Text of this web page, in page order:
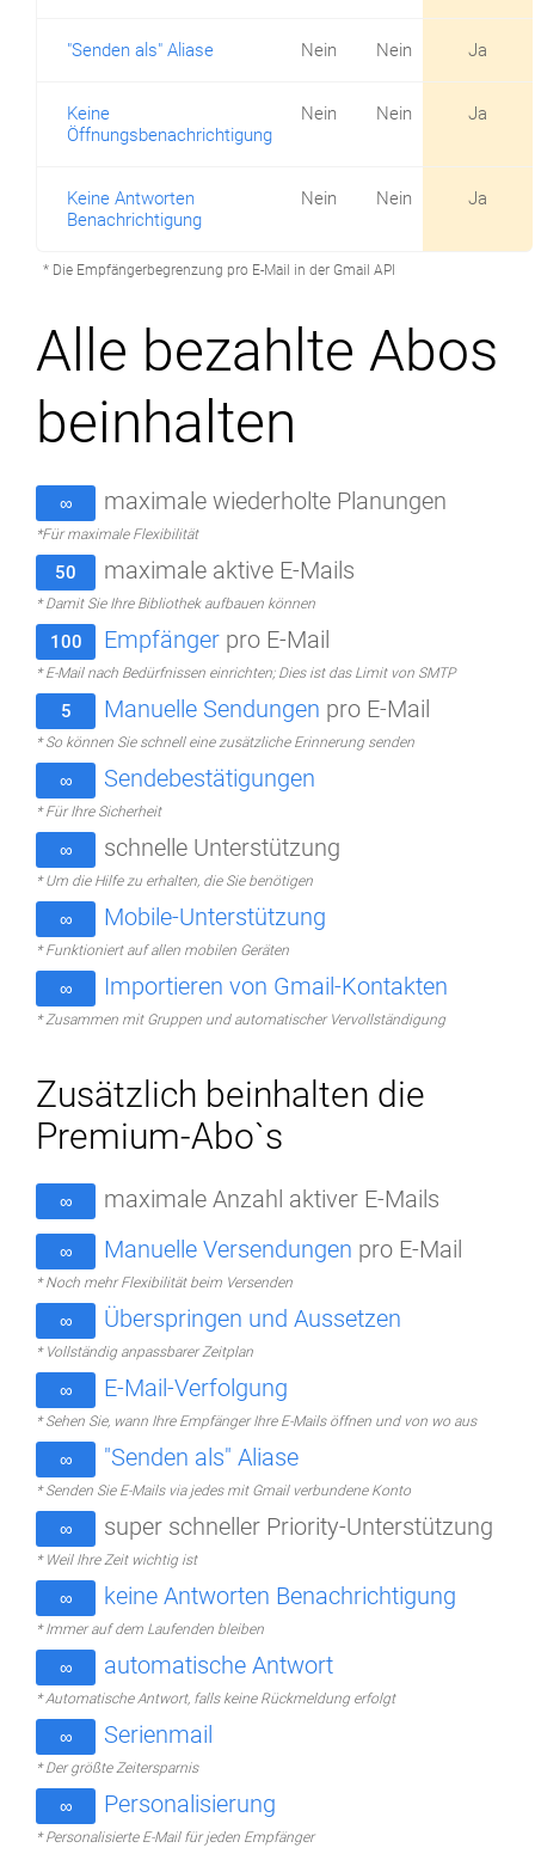
"Senden als" Aliase Nein Nein Ja
Keine
Öffnungsbenachrichtigung
Nein Nein Ja
Keine Antworten
Benachrichtigung
Nein Nein Ja
* Die Empfängerbegrenzung pro E-Mail in der Gmail API
Alle bezahlte Abos
beinhalten
∞ maximale wiederholte Planungen
*Für maximale Flexibilität
50 maximale aktive E-Mails
* Damit Sie Ihre Bibliothek aufbauen können
100 Empfänger pro E-Mail
* E-Mail nach Bedürfnissen einrichten; Dies ist das Limit von SMTP
5 Manuelle Sendungen pro E-Mail
* So können Sie schnell eine zusätzliche Erinnerung senden
∞ Sendebestätigungen
* Für Ihre Sicherheit
∞ schnelle Unterstützung
* Um die Hilfe zu erhalten, die Sie benötigen
∞ Mobile-Unterstützung
* Funktioniert auf allen mobilen Geräten
∞ Importieren von Gmail-Kontakten
* Zusammen mit Gruppen und automatischer Vervollständigung
Zusätzlich beinhalten die
Premium-Abo`s
∞ maximale Anzahl aktiver E-Mails
∞ Manuelle Versendungen pro E-Mail
* Noch mehr Flexibilität beim Versenden
∞ Überspringen und Aussetzen
* Vollständig anpassbarer Zeitplan
∞ E-Mail-Verfolgung
* Sehen Sie, wann Ihre Empfänger Ihre E-Mails öffnen und von wo aus
∞ "Senden als" Aliase
* Senden Sie E-Mails via jedes mit Gmail verbundene Konto
∞ super schneller Priority-Unterstützung
* Weil Ihre Zeit wichtig ist
∞ keine Antworten Benachrichtigung
* Immer auf dem Laufenden bleiben
∞ automatische Antwort
* Automatische Antwort, falls keine Rückmeldung erfolgt
∞ Serienmail
* Der größte Zeitersparnis
∞ Personalisierung
* Personalisierte E-Mail für jeden Empfänger